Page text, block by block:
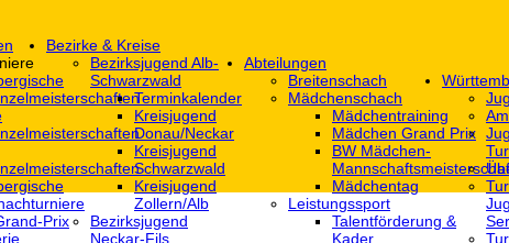
Prix
Bezirke & Kreise
Bezirksjugend Alb-
Schwarzwald
Terminkalender
Kreisjugend
Donau/Neckar
Kreisjugend
Schwarzwald
Kreisjugend
Zollern/Alb
Bezirksjugend
Neckar-Fils
Abteilungen
Breitenschach
Mädchenschach
Mädchentraining
Mädchen Grand Prix
BW Mädchen-
Mädchentag
Leistungssport
Talentförderung &
Kader